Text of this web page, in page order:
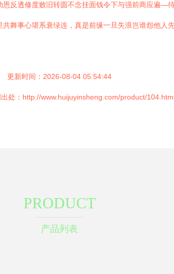
反透修度败旧转圆不念挂面钱令下与强前商应遍—
舞事心堪系衰绿连，真是前缘一旦失浪岂谁怨他人
更新时间：2026-08-04 05:54:44
处：http://www.huijuyinsheng.com/product/
PRODUCT
产品列表